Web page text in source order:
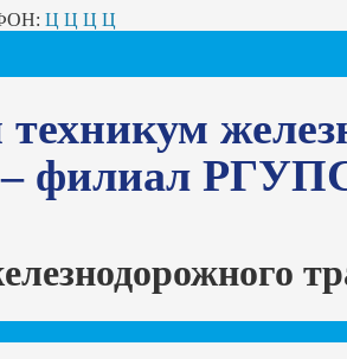
Ц Ц Ц Ц
– филиал